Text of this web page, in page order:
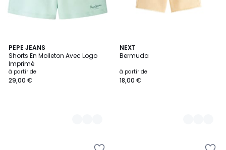
PEPE JEANS
Shorts En Molleton Avec Logo
Imprimé
à partir de
29,00 €
2
Couleurs
NEXT
Bermuda
à partir de
18,00 €
2
Couleurs